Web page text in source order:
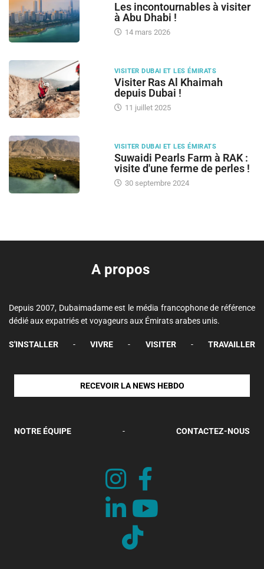
Les incontournables à visiter
à Abu Dhabi !
14 mars 2026
VISITER DUBAI ET LES ÉMIRATS
Visiter Ras Al Khaimah
depuis Dubai !
11 juillet 2025
VISITER DUBAI ET LES ÉMIRATS
Suwaidi Pearls Farm à RAK :
visite d'une ferme de perles !
30 septembre 2024
A propos
Depuis 2007, Dubaimadame est le média francophone de référence
dédié aux expatriés et voyageurs aux Émirats arabes unis.
S'INSTALLER - VIVRE - VISITER - TRAVAILLER
RECEVOIR LA NEWS HEBDO
NOTRE ÉQUIPE - CONTACTEZ-NOUS